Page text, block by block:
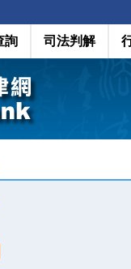
詢 司法判解